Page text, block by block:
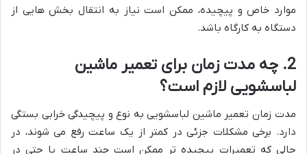
موارد خاص و پیچیده، ممکن است نیاز به انتقال بخش هایی از
دستگاه به کارگاه باشد.
2. چه مدت زمان برای تعمیر ماشین
لباسشویی لازم است؟
مدت زمان تعمیر ماشین لباسشویی به نوع و پیچیدگی خرابی بستگی
دارد. برخی مشکلات جزئی در کمتر از یک ساعت رفع می شوند، در
حالی که تعمیرات پیچیده تر ممکن است چند ساعت یا حتی در